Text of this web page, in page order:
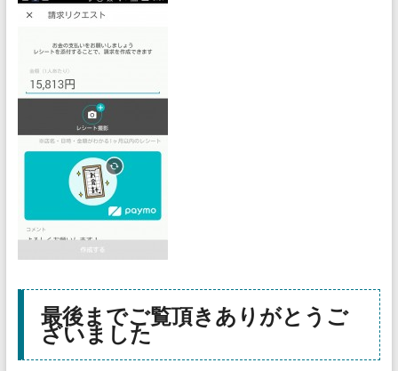
最後までご覧頂きありがとうご
ざいました